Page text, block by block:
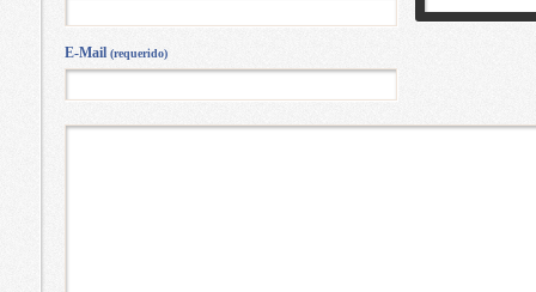
E-Mail (requerido)